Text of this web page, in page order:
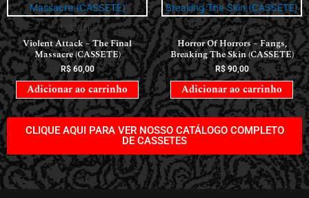
CASSETES
Violent Attack – The Final
Massacre (CASSETE)
R$60,00
Adicionar ao carrinho
CASSETES
Horror Of Horrors ‎– Fangs,
Breaking The Skin (CASSETE)
R$90,00
Adicionar ao carrinho
CLIQUE AQUI PARA VER NOSSO CATÁLOGO COMPLETO
DE CASSETES